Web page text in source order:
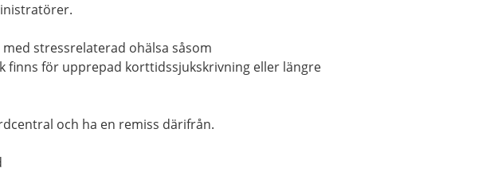
stressrelaterad ohälsa såsom
finns för upprepad korttidssjukskrivning eller längre
och ha en remiss därifrån.